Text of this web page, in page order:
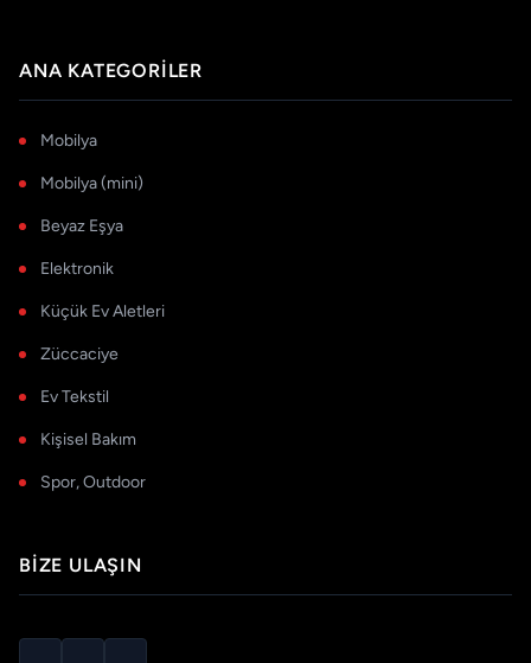
ANA KATEGORILER
Mobilya
Mobilya (mini)
Beyaz Eşya
Elektronik
Küçük Ev Aletleri
Züccaciye
Ev Tekstil
Kişisel Bakım
Spor, Outdoor
BIZE ULAŞIN